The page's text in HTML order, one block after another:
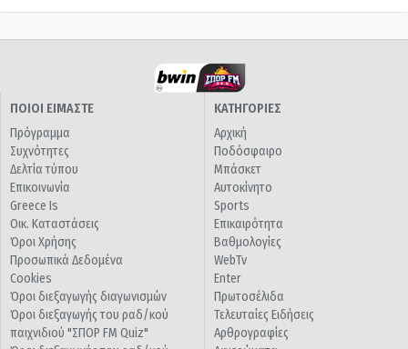
ΠΟΙΟΙ ΕΙΜΑΣΤΕ
Πρόγραμμα
Συχνότητες
Δελτία τύπου
Επικοινωνία
Greece Is
Οικ. Καταστάσεις
Όροι Χρήσης
Προσωπικά Δεδομένα
Cookies
Όροι διεξαγωγής διαγωνισμών
Όροι διεξαγωγής του ραδ/κού
παιχνιδιού "ΣΠΟΡ FM Quiz"
ΚΑΤΗΓΟΡΙΕΣ
Αρχική
Ποδόσφαιρο
Μπάσκετ
Αυτοκίνητο
Sports
Επικαιρότητα
Βαθμολογίες
WebTv
Enter
Πρωτοσέλιδα
Τελευταίες Ειδήσεις
Αρθρογραφίες